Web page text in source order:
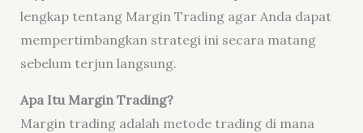
lengkap tentang Margin Trading agar Anda dapat
mempertimbangkan strategi ini secara matang
sebelum terjun langsung.
Apa Itu Margin Trading?
Margin trading adalah metode trading di mana